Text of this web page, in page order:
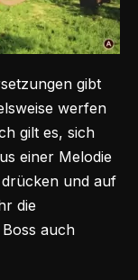
gibt
werfen
gilt es, sich
einer Melodie
und auf
die
auch